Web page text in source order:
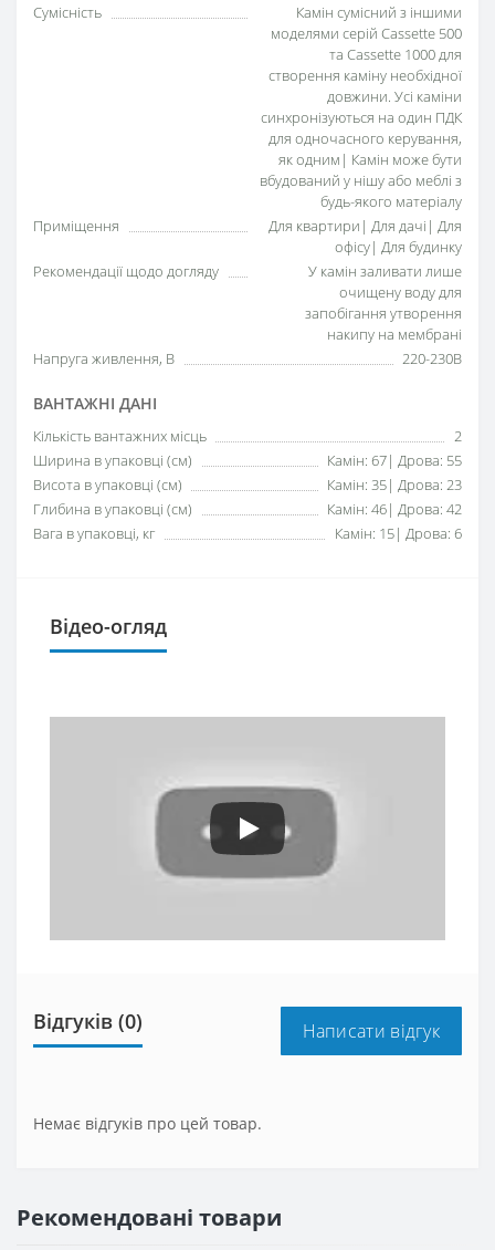
Сумісність
Камін сумісний з іншими
моделями серій Cassette 500
та Cassette 1000 для
створення каміну необхідної
довжини. Усі каміни
синхронізуються на один ПДК
для одночасного керування,
як одним| Камін може бути
вбудований у нішу або меблі з
будь-якого матеріалу
Приміщення
Для квартири| Для дачі| Для
офісу| Для будинку
Рекомендації щодо догляду
У камін заливати лише
очищену воду для
запобігання утворення
накипу на мембрані
Напруга живлення, В
220-230В
ВАНТАЖНІ ДАНІ
Кількість вантажних місць
2
Ширина в упаковці (см)
Камін: 67| Дрова: 55
Висота в упаковці (см)
Камін: 35| Дрова: 23
Глибина в упаковці (см)
Камін: 46| Дрова: 42
Вага в упаковці, кг
Камін: 15| Дрова: 6
Відео-огляд
Відгуків (0) Написати відгук
Немає відгуків про цей товар.
Рекомендовані товари